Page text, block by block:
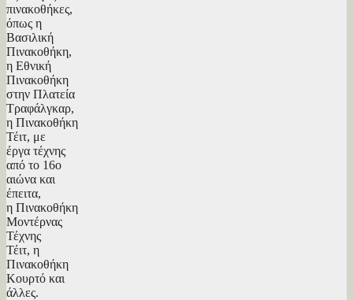
πινακοθήκες,
όπως η
Βασιλική
Πινακοθήκη,
η Εθνική
Πινακοθήκη
στην Πλατεία
Τραφάλγκαρ,
η Πινακοθήκη
Τέιτ, με
έργα τέχνης
από το 16ο
αιώνα και
έπειτα,
η Πινακοθήκη
Μοντέρνας
Τέχνης
Τέιτ, η
Πινακοθήκη
Κουρτό και
άλλες.